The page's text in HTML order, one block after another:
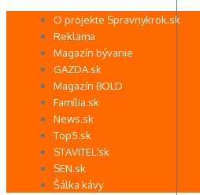
Preskočiť O projekte Spravnykrok.sk
Reklama
Magazín bývanie
GAZDA.sk
Magazín BOLD
Família.sk
News.sk
Top5.sk
STAVITEĽ.sk
SEN.sk
Šálka kávy